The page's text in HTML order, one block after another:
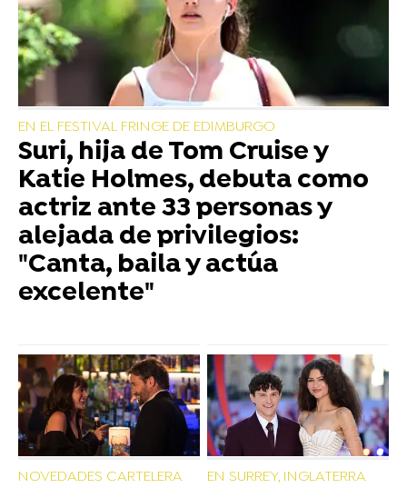
EN EL FESTIVAL FRINGE DE EDIMBURGO
Suri, hija de Tom Cruise y
Katie Holmes, debuta como
actriz ante 33 personas y
alejada de privilegios:
"Canta, baila y actúa
excelente"
NOVEDADES CARTELERA EN SURREY, INGLATERRA